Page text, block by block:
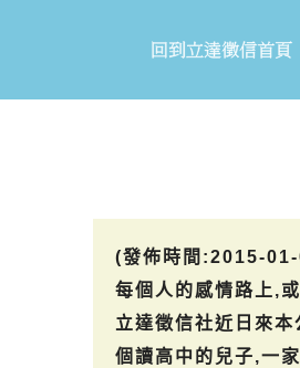
(發佈時間:2015-
每個人的感情路上,
立達徵信社近日來
個讀高中的兒子,一